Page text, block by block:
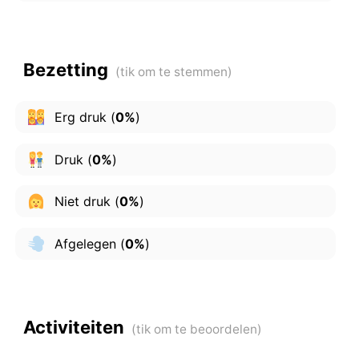
Bezetting
Erg druk(0%)
Druk (0%)
Niet druk(0%)
Afgelegen(0%)
Activiteiten